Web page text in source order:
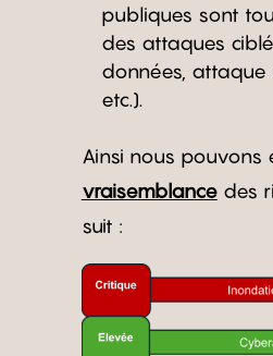
publiques sont
des attaques
données,
etc.).
Ainsi nous pouvons
vraisemblancedes
suit :